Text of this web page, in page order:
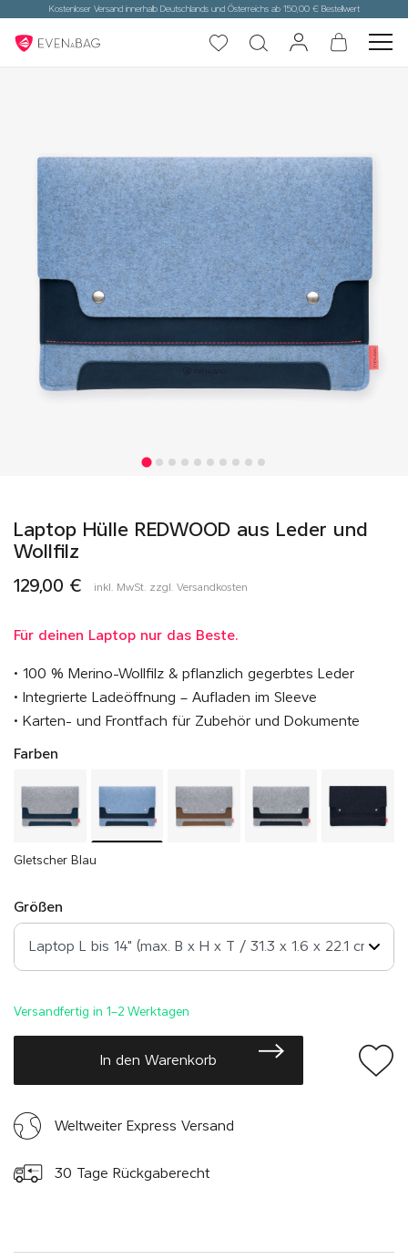
Kostenloser Versand innerhalb Deutschlands und Österreichs ab 150,00 € Bestellwert
Laptop Hülle REDWOOD aus Leder und
Wollfilz
129,00 € inkl. MwSt. zzgl. Versandkosten
Für deinen Laptop nur das Beste.
• 100 % Merino-Wollfilz & pflanzlich gegerbtes Leder
• Integrierte Ladeöffnung – Aufladen im Sleeve
• Karten- und Frontfach für Zubehör und Dokumente
Farben
Gletscher Blau
Größen
Versandfertig in 1–2 Werktagen
In den Warenkorb
Weltweiter Express Versand
30 Tage Rückgaberecht